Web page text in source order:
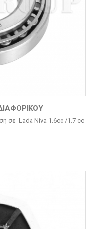
σε Lada Niva 1.6cc /1.7 cc